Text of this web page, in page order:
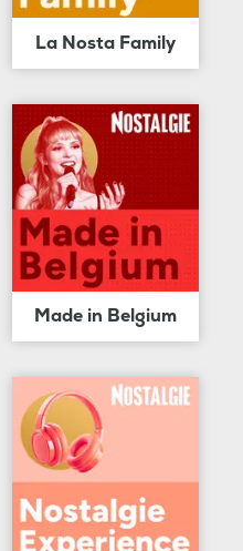
La Nosta Family
Made in Belgium